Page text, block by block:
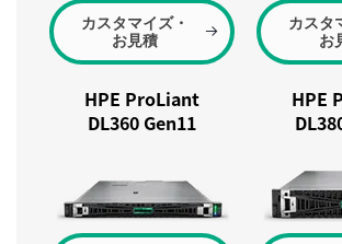
カスタマイズ・
お見積
カスタ
お
HPE ProLiant
DL360 Gen11
HPE